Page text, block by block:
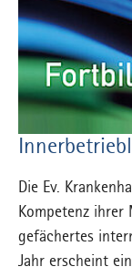
Die Ev.
Kompetenz
gefächertes
Jahr erscheint